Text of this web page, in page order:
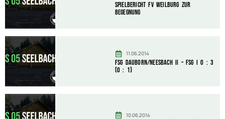
Spielbericht FV Weilburg zur
Begegnung
11.06.2014
FSG Dauborn/Neesbach II – FSG I 0 : 3
(0 : 1)
10.06.2014